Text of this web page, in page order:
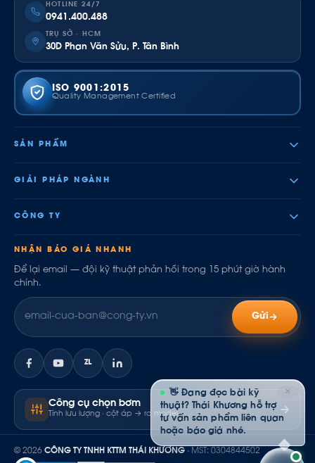
HOTLINE 24/7
0941.400.488
TRỤ SỞ · HCM
30D Phan Văn Sửu, P. Tân Bình
ISO 9001:2015
Quality Management Certified
SẢN PHẨM
GIẢI PHÁP NGÀNH
CÔNG TY
NHẬN BÁO GIÁ NHANH
Để lại email — đội kỹ thuật phản hồi trong 15 phút giờ hành
chính.
Gửi
ZL
Công cụ chọn bơm
Tính lưu lượng · cột áp → ra model
© 2026 CÔNG TY TNHH KTTM THÁI KHƯƠNG · MST: 0304844502
✕
👋 Đang đọc bài kỹ
thuật? Thái Khương hỗ trợ
tư vấn sản phẩm liên quan
hoặc báo giá nhé.